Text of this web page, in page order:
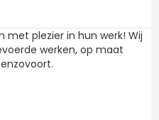
met plezier in hun werk! Wij
werken, op maat